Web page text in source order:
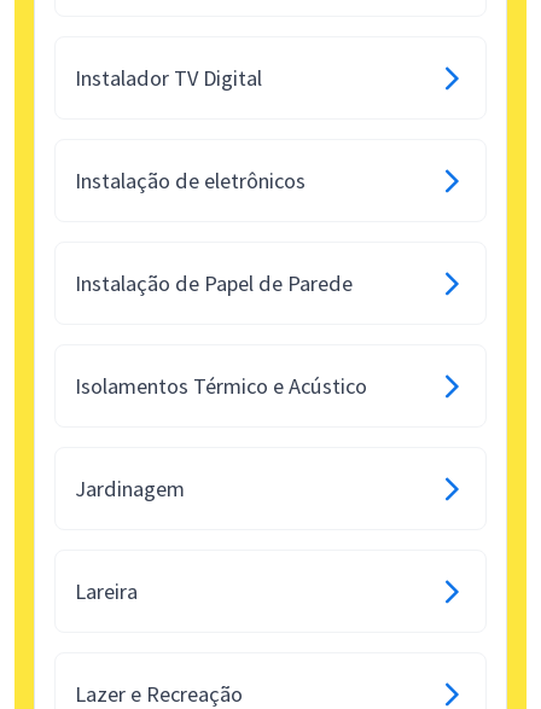
Instalador TV Digital
Instalação de eletrônicos
Instalação de Papel de Parede
Isolamentos Térmico e Acústico
Jardinagem
Lareira
Lazer e Recreação